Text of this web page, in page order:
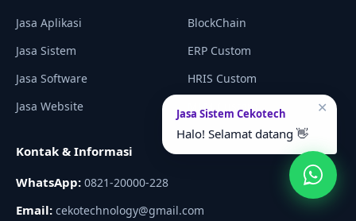
✕
Jasa Sistem Cekotech
Halo! Selamat datang 👋
Jasa Aplikasi
Jasa Sistem
Jasa Software
Jasa Website
BlockChain
ERP Custom
HRIS Custom
MLM Custom
Kontak & Informasi
WhatsApp: 0821-20000-228
Email: cekotechnology@gmail.com